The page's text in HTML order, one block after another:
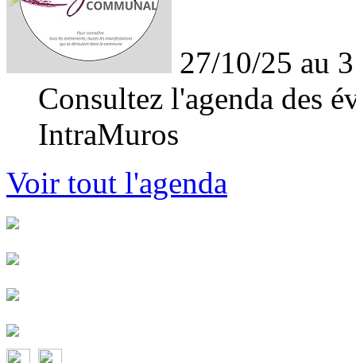
27/10/25 au
Consultez l'agenda des
IntraMuros
Voir tout l'agenda